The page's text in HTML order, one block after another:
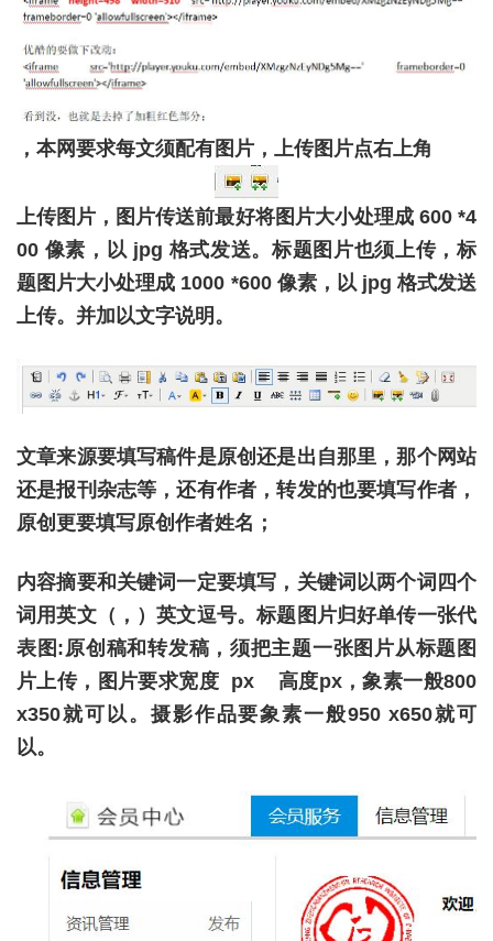
，本网要求每文须配有图片，上传图片点右上角
上传图片，图片传送前最好将图片大小处理成 600 *4
00 像素，以 jpg 格式发送。标题图片也须上传，标
题图片大小处理成 1000 *600 像素，以 jpg 格式发送
上传。并加以文字说明。
文章来源要填写稿件是原创还是出自那里，那个网站
还是报刊杂志等，还有作者，转发的也要填写作者，
原创更要填写原创作者姓名；
内容摘要和关键词一定要填写，关键词以两个词四个
词用英文（，）英文逗号。标题图片归好单传一张代
表图:原创稿和转发稿，须把主题一张图片从标题图
片上传，图片要求宽度 px 高度px，象素一般800
x350就可以。摄影作品要象素一般950 x650就可
以。